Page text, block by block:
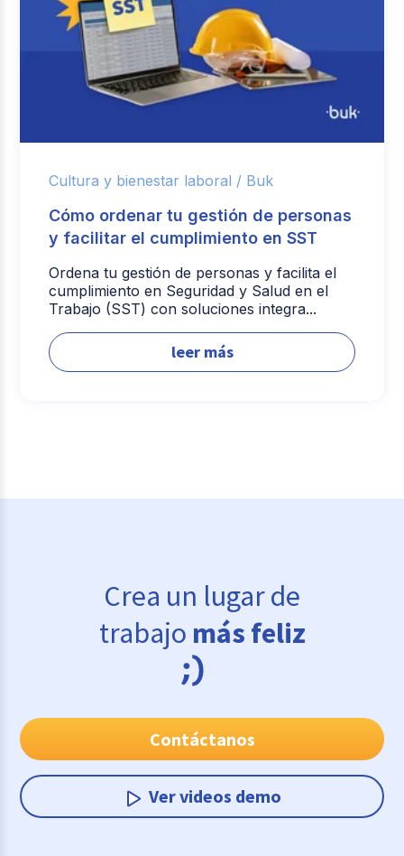
Cultura y bienestar laboral / Buk
Cómo ordenar tu gestión de personas
y facilitar el cumplimiento en SST
Ordena tu gestión de personas y facilita el
cumplimiento en Seguridad y Salud en el
Trabajo (SST) con soluciones integra...
leer más
Crea un lugar de
trabajo más feliz
Contáctanos
Ver videos demo